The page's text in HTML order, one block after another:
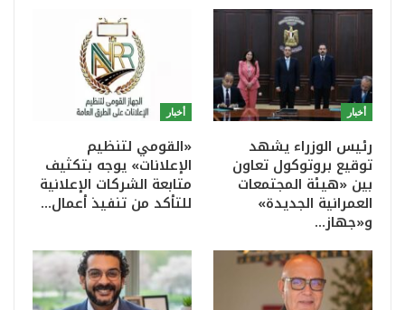
أخبار
رئيس الوزراء يشهد
توقيع بروتوكول تعاون
بين «هيئة المجتمعات
العمرانية الجديدة»
و«جهاز…
أخبار
«القومي لتنظيم
الإعلانات» يوجه بتكثيف
متابعة الشركات الإعلانية
للتأكد من تنفيذ أعمال…